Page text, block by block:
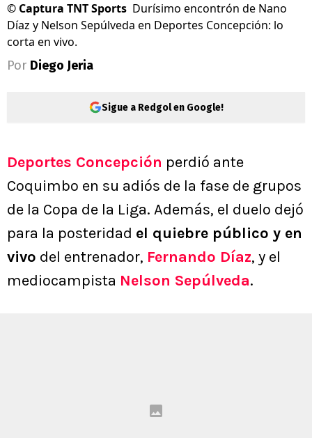
© Captura TNT Sports Durísimo encontrón de Nano
Díaz y Nelson Sepúlveda en Deportes Concepción: lo
corta en vivo.
Por Diego Jeria
Sigue a Redgol en Google!
Deportes Concepción perdió ante
Coquimbo en su adiós de la fase de grupos
de la Copa de la Liga. Además, el duelo dejó
para la posteridad el quiebre público y en
vivo del entrenador, Fernando Díaz, y el
mediocampista Nelson Sepúlveda.